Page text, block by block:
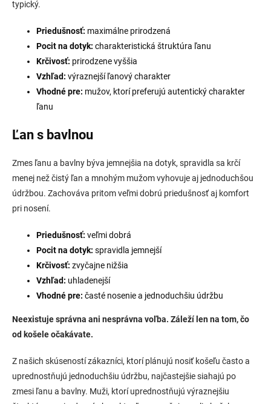
typický.
Priedušnosť: maximálne prirodzená
Pocit na dotyk: charakteristická štruktúra ľanu
Krčivosť: prirodzene vyššia
Vzhľad: výraznejší ľanový charakter
Vhodné pre: mužov, ktorí preferujú autentický charakter
ľanu
Ľan s bavlnou
Zmes ľanu a bavlny býva jemnejšia na dotyk, spravidla sa krčí
menej než čistý ľan a mnohým mužom vyhovuje aj jednoduchšou
údržbou. Zachováva pritom veľmi dobrú priedušnosť aj komfort
pri nosení.
Priedušnosť: veľmi dobrá
Pocit na dotyk: spravidla jemnejší
Krčivosť: zvyčajne nižšia
Vzhľad: uhladenejší
Vhodné pre: časté nosenie a jednoduchšiu údržbu
Neexistuje správna ani nesprávna voľba. Záleží len na tom, čo
od košele očakávate.
Z našich skúseností zákazníci, ktorí plánujú nosiť košeľu často a
uprednostňujú jednoduchšiu údržbu, najčastejšie siahajú po
zmesi ľanu a bavlny. Muži, ktorí uprednostňujú výraznejšiu